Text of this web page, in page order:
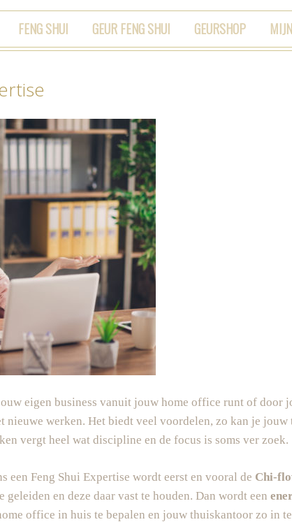
FENG SHUI GEUR FENG SHUI GEURSHOP
eigen business vanuit jouw home office runt of
werken. Het biedt veel voordelen, zo kan je
vergt heel wat discipline en de focus is soms ver zoek.
een Feng Shui Expertise wordt eerst en vooral de Chi-
en deze daar vast te houden. Dan wordt een
office in huis te bepalen en jouw thuiskantoor zo in